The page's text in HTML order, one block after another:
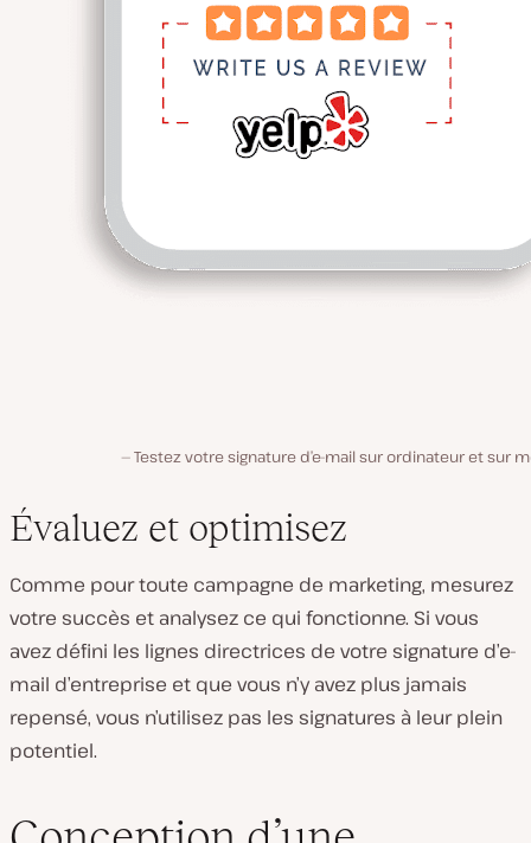
Testez votre signature d’e-mail sur ordinateur et sur
Évaluez et optimisez
Comme pour toute campagne de marketing, mesurez
votre succès et analysez ce qui fonctionne. Si vous
avez défini les lignes directrices de votre signature d’e-
mail d’entreprise et que vous n’y avez plus jamais
repensé, vous n’utilisez pas les signatures à leur plein
potentiel.